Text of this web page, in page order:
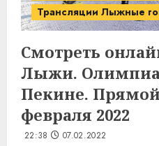
Трансляции Лыжные
Смотреть
Лыжи.
Пекине.
февраля 2022
22:38 07.02.2022